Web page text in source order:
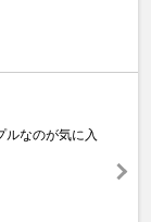
ルなのが気に入